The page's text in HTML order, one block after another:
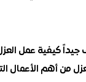
كيفية عمل العزل
من أهم